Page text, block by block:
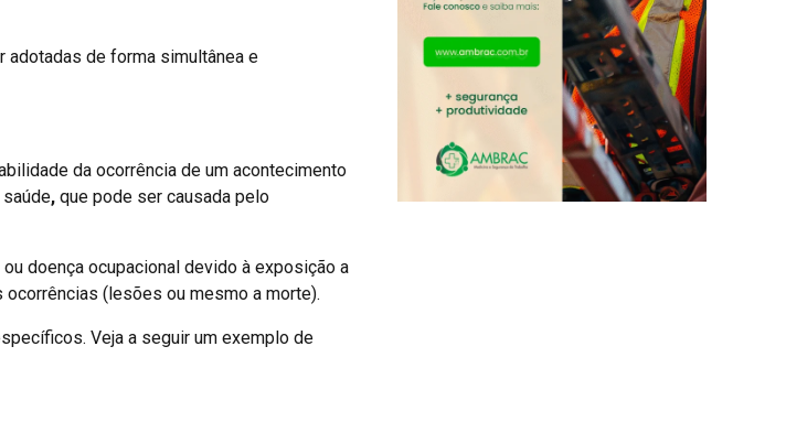
adotadas de forma simultânea e
da ocorrência de um acontecimento
, que pode ser causada pelo
doença ocupacional devido à exposição a
(lesões ou mesmo a morte).
Veja a seguir um exemplo de